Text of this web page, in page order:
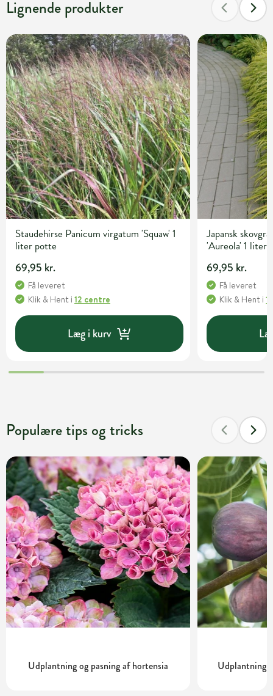
Lignende produkter
Staudehirse Panicum virgatum 'Squaw' 1
liter potte
69,95 kr.
Få leveret
Klik & Hent i 12 centre
Læg i kurv
Japansk
'Aureola' 1 liter
69,95 kr.
Få leveret
Klik & Hent i
Populære tips og tricks
Udplantning og pasning af hortensia Udplantning